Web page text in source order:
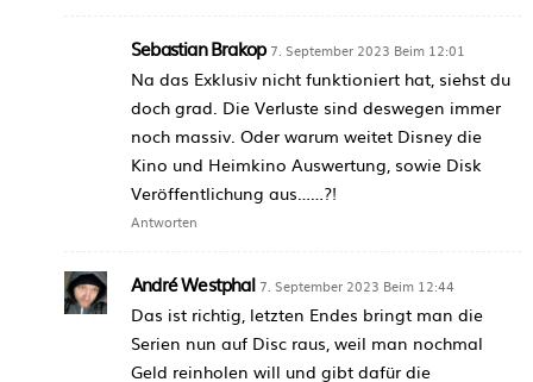
Sebastian Brakop 7. September 2023 Beim 12:01
Na das Exklusiv nicht funktioniert hat, siehst du
doch grad. Die Verluste sind deswegen immer
noch massiv. Oder warum weitet Disney die
Kino und Heimkino Auswertung, sowie Disk
Veröffentlichung aus……?!
Antworten
André Westphal 7. September 2023 Beim 12:44
Das ist richtig, letzten Endes bringt man die
Serien nun auf Disc raus, weil man nochmal
Geld reinholen will und gibt dafür die